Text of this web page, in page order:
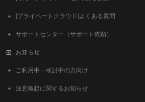
[プライベートクラウド]よくある質問
サポートセンター（サポート依頼）
お知らせ
ご利用中・検討中の方向け
注意喚起に関するお知らせ